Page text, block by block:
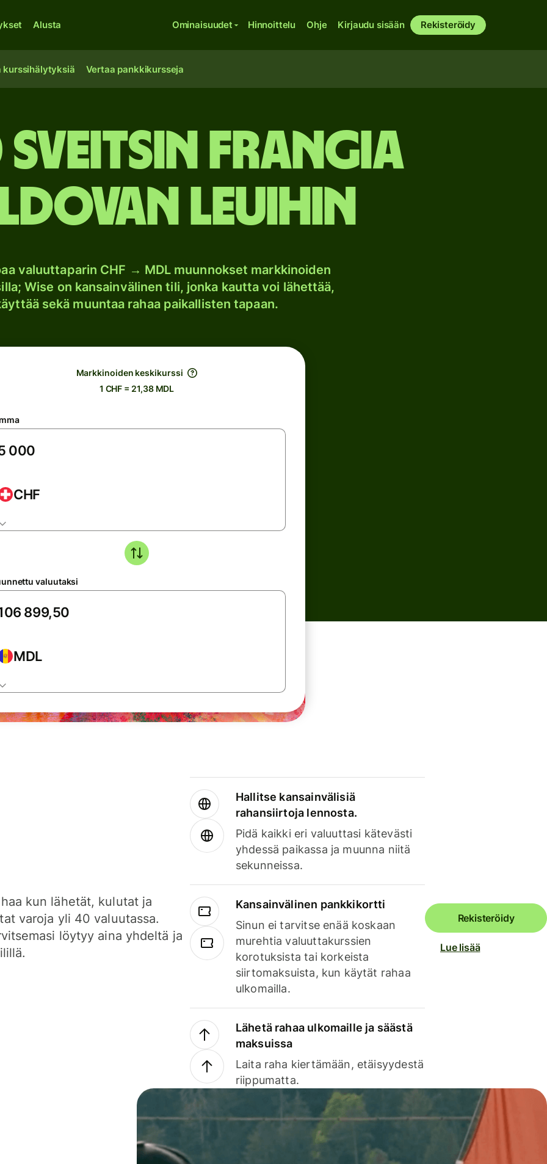
Alusta Ominaisuudet Hinnoittelu Ohje Kirjaudu sisään Rekisteröidy
kurssihälytyksiä Vertaa pankkikursseja
Sveitsin frangia
leuihin
valuuttaparin CHF → MDL muunnokset markkinoiden
Wise on kansainvälinen tili, jonka kautta voi lähettää,
sekä muuntaa rahaa paikallisten tapaan.
Markkinoiden keskikurssi
1 CHF = 21,38 MDL
CHF
valuutaksi
MDL
kun lähetät, kulutat ja
varoja yli 40 valuutassa.
löytyy aina yhdeltä ja
Hallitse kansainvälisiä
rahansiirtoja lennosta.
Pidä kaikki eri valuuttasi kätevästi
yhdessä paikassa ja muunna niitä
sekunneissa.
Kansainvälinen pankkikortti
Sinun ei tarvitse enää koskaan
murehtia valuuttakurssien
korotuksista tai korkeista
siirtomaksuista, kun käytät rahaa
ulkomailla.
Lähetä rahaa ulkomaille ja säästä
maksuissa
Laita raha kiertämään, etäisyydestä
riippumatta.
Rekisteröidy
Lue lisää